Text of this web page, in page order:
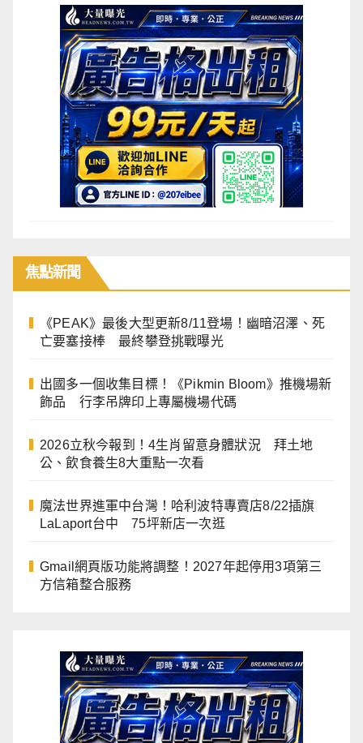
焦點新聞
《PEAK》最後大型更新8/11登場！幽暗沼澤、死
亡要塞接棒 最終攀登挑戰曝光
出國多一個收集目標！《Pikmin Bloom》推機場新
飾品 行李吊牌印上專屬機場代碼
2026立秋今報到！4生肖留意身體狀況 拜土地
公、飲食養生8大重點一次看
魔法世界進軍中台灣！哈利波特專賣店8/22插旗
LaLaport台中 75坪新店一次逛
Gmail網頁版功能將調整！2027年起停用3項第三
方信箱整合服務